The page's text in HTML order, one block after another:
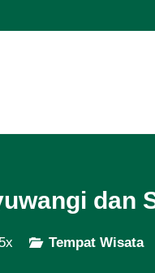
dan
Tempat Wisata